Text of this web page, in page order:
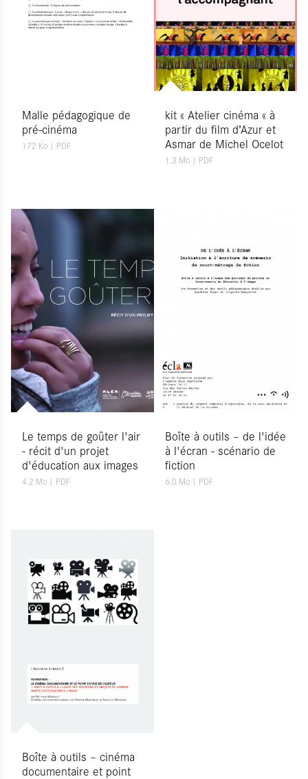
Malle pédagogique de
pré-cinéma
172 Ko | PDF
kit « Atelier cinéma « à
partir du film d’Azur et
Asmar de Michel Ocelot
1.3 Mo | PDF
Le temps de goûter l'air
- récit d'un projet
d'éducation aux images
4.2 Mo | PDF
Boîte à outils – de l'idée
à l'écran - scénario de
fiction
6.0 Mo | PDF
Boîte à outils – cinéma
documentaire et point